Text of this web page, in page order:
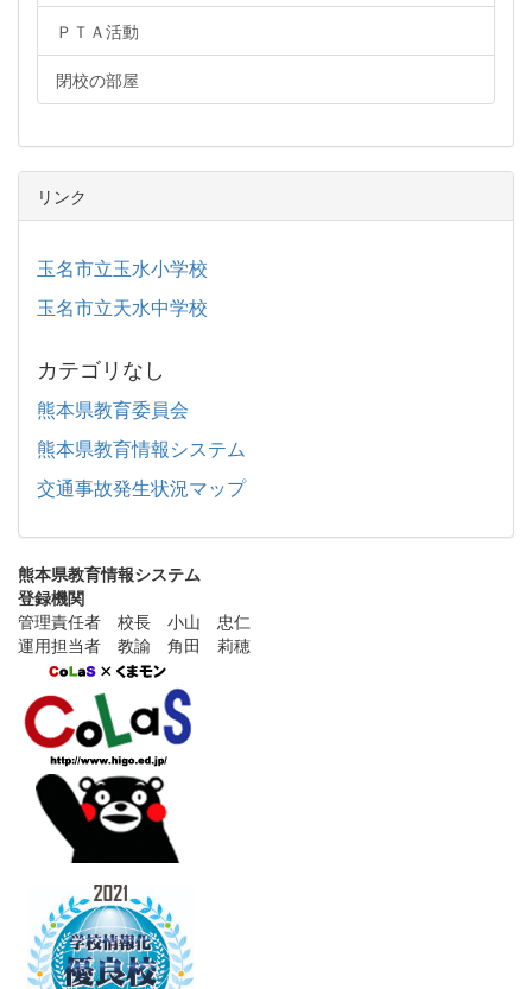
ＰＴＡ活動
閉校の部屋
リンク
玉名市立玉水小学校
玉名市立天水中学校
カテゴリなし
熊本県教育委員会
熊本県教育情報システム
交通事故発生状況マップ
熊本県教育情報システム
登録機関
管理責任者 校長 小山 忠仁
運用担当者 教諭 角田 莉穂